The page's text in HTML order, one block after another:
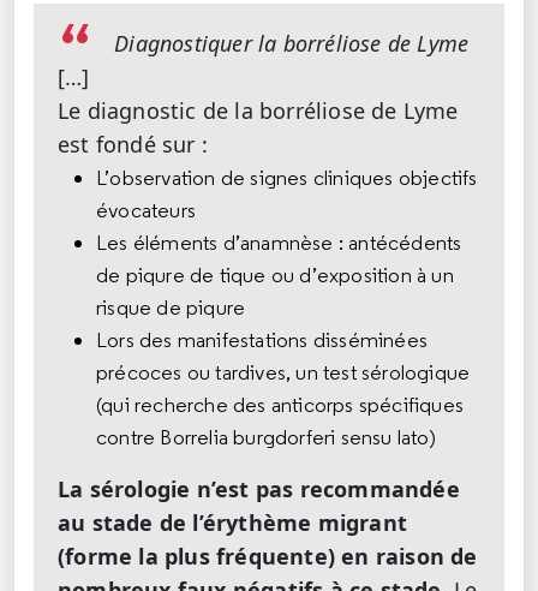
Diagnostiquer la borréliose de Lyme
[…]
Le diagnostic de la borréliose de Lyme
est fondé sur :
L’observation de signes cliniques objectifs
évocateurs
Les éléments d’anamnèse : antécédents
de piqure de tique ou d’exposition à un
risque de piqure
Lors des manifestations disséminées
précoces ou tardives, un test sérologique
(qui recherche des anticorps spécifiques
contre Borrelia burgdorferi sensu lato)
La sérologie n’est pas recommandée
au stade de l’érythème migrant
(forme la plus fréquente) en raison de